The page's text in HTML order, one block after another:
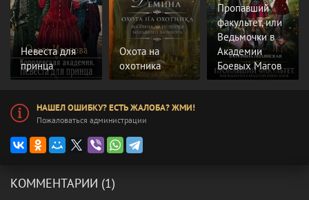
Невеста для
принца
Охота на
охотника
Пропавший
факультет, или
Ведьмочки в
Академии
Боевых Магов
НАШЕЛ ОШИБКУ? ЕСТЬ ЖАЛОБА? ЖМИ!
Пожаловаться администрации
КОММЕНТАРИИ (1)